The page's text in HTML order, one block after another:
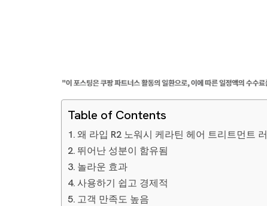
Table of Contents
왜 라입 R2 노워시 케라틴 헤어 트리트먼트
뛰어난 성분이 함유됨
놀라운 효과
사용하기 쉽고 경제적
고객 만족도 높음